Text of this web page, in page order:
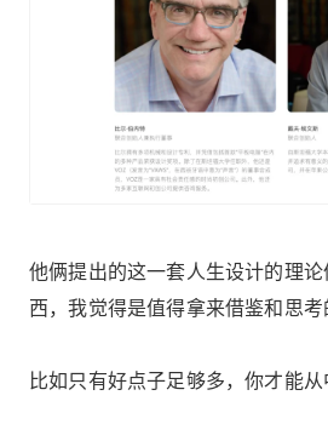
他俩提出的这一套人生设计的理
西，我觉得是值得拿来借鉴和思考
比如只有好点子足够多，你才能从